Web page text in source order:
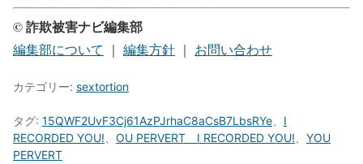
© 詐欺被害ナビ編集部
編集部について ｜ 編集方針 ｜ お問い合わせ
カテゴリー: sextortion
タグ: 15QWF2UvF3Cj61AzPJrhaC8aCsB7LbsRYe
I
RECORDED YOU!
OU PERVERT I RECORDED YOU!
YOU
PERVERT